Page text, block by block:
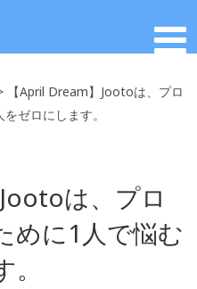
【April Dream】Jootoは、プロ
ゼロにします。
は、プロ
めに1人で悩む